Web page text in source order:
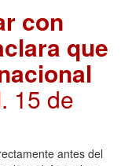
con
que
. 15 de
antes del